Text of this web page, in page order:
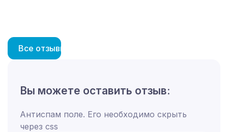
Все отзывы
Вы можете оставить отзыв:
Антиспам поле. Его необходимо скрыть
через css